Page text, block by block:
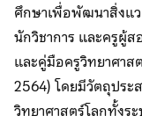
ศึกษาเพื่อพัฒนาสิ่งแ
นักวิชาการ และครูผู้
และคู่มือครูวิทยาศา
2564) โดยมีวัตถุประ
วิทยาศาสตร์โลกทั้งร